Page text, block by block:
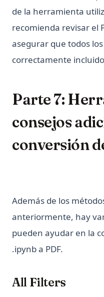
de la herramienta
recomienda revisar el
asegurar que todos
correctamente
Parte 7:
consejos
conversión
Además de los
anteriormente, hay
pueden ayudar en la
.ipynb a PDF.
All Filters